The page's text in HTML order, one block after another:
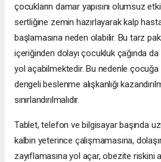
çocukların damar yapısını olumsuz
sertliğine zemin hazırlayarak kalp
başlamasına neden olabilir. Bu tarz
içeriğinden dolayı çocukluk çağında
yol açabilmektedir. Bu nedenle çocuğa
dengeli beslenme alışkanlığı
sınırlandırılmalıdır.
Tablet, telefon ve bilgisayar başında
kalbin yeterince çalışmamasına,
zayıflamasına yol açar, obezite riskini